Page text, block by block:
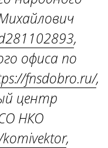
,
офиса по
fnsdobro.ru/,
центр
НКО
,